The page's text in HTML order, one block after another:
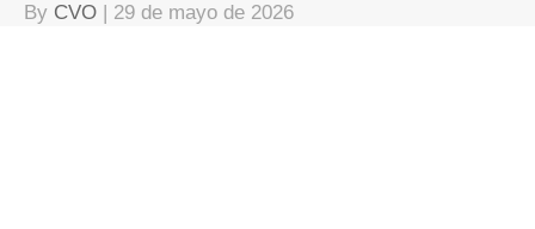
By CVO | 29 de mayo de 2026